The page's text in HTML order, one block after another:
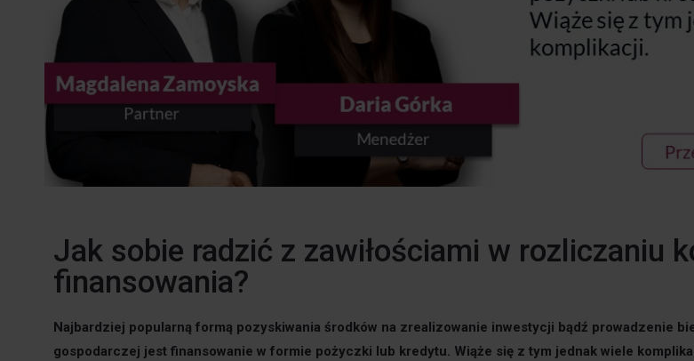
Jak sobie radzić z zawiłościami w rozliczaniu
finansowania?
Najbardziej popularną formą pozyskiwania środków na zrealizowanie inwestycji bądź prowadzenie
gospodarczej jest finansowanie w formie pożyczki lub kredytu. Wiąże się z tym jednak wiele